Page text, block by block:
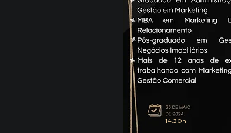
14:30h